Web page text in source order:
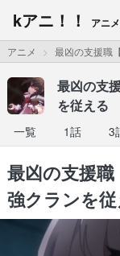
kアニ！！ アニ
アニメ 最凶の支援職
最凶の支
を従える
一覧 1話 3
最凶の支援
強クランを